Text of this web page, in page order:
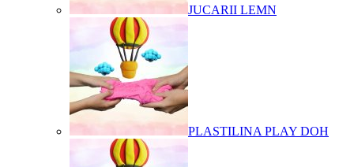
JUCARII LEMN
PLASTILINA PLAY DOH